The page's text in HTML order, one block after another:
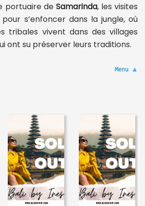
portuaire de Samarinda, les visites
s’enfoncer dans la jungle, où
tribales vivent dans des villages
ont su préserver leurs traditions.
Menu 🔼